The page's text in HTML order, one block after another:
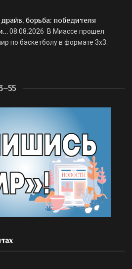
борьба: победителя
08.08.2026 В Миассе прошел
по баскетболу в формате 3х3.